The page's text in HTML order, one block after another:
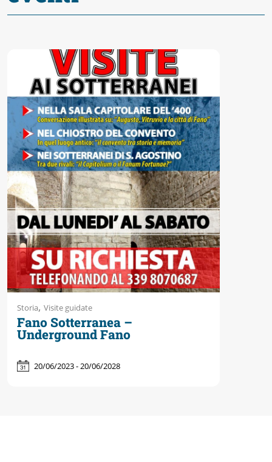
Fano
Accessibili
Storia, Visite guidate
Fano Sotterranea –
Underground Fano
20/06/2023 - 20/06/2028